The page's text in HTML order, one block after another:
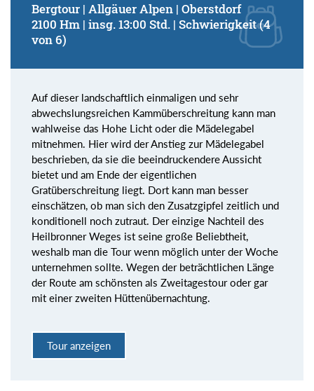
Bergtour | Allgäuer Alpen | Oberstdorf
2100 Hm | insg. 13:00 Std. | Schwierigkeit (4
von 6)
Auf dieser landschaftlich einmaligen und sehr
abwechslungsreichen Kammüberschreitung kann man
wahlweise das Hohe Licht oder die Mädelegabel
mitnehmen. Hier wird der Anstieg zur Mädelegabel
beschrieben, da sie die beeindruckendere Aussicht
bietet und am Ende der eigentlichen
Gratüberschreitung liegt. Dort kann man besser
einschätzen, ob man sich den Zusatzgipfel zeitlich und
konditionell noch zutraut. Der einzige Nachteil des
Heilbronner Weges ist seine große Beliebtheit,
weshalb man die Tour wenn möglich unter der Woche
unternehmen sollte. Wegen der beträchtlichen Länge
der Route am schönsten als Zweitagestour oder gar
mit einer zweiten Hüttenübernachtung.
Tour anzeigen